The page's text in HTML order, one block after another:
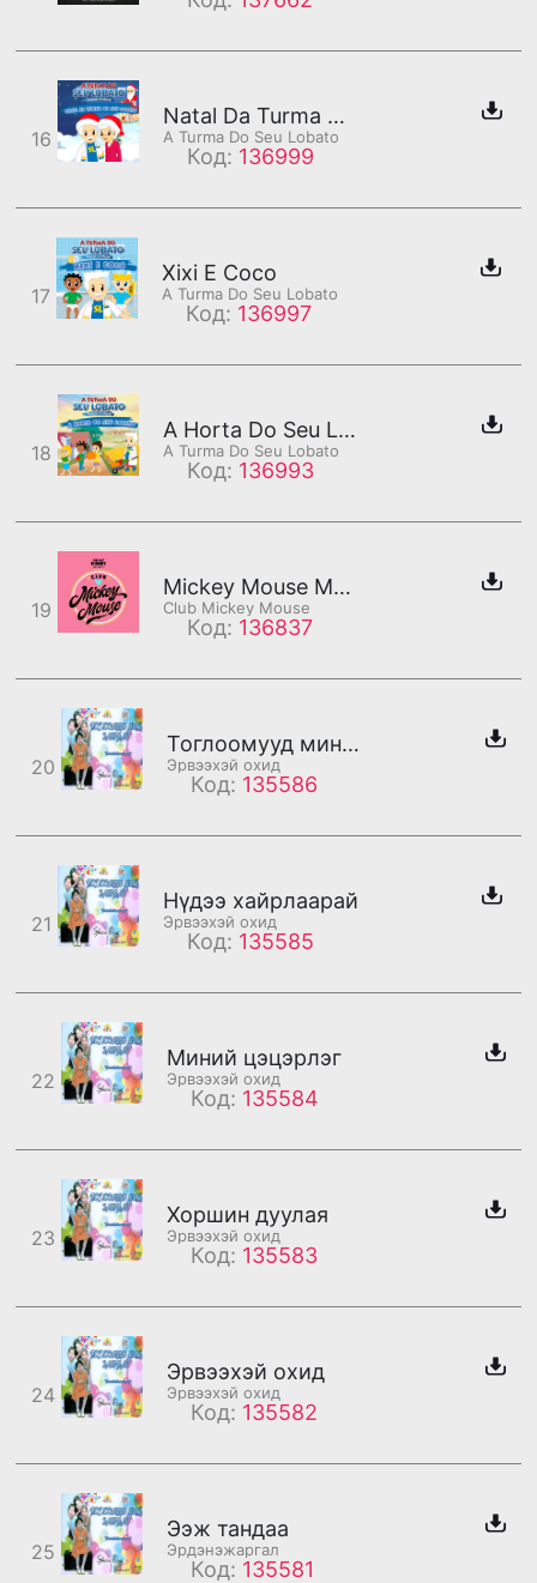
16
Natal Da Turma Do Seu Lobato
A Turma Do Seu Lobato
Код: 136999
17
Xixi E Coco
A Turma Do Seu Lobato
Код: 136997
18
A Horta Do Seu Lobato
A Turma Do Seu Lobato
Код: 136993
19
Mickey Mouse March (Club Mickey Mouse Theme)
Club Mickey Mouse
Код: 136837
20
Тоглоомууд минь баяртай
Эрвээхэй охид
Код: 135586
21
Нүдээ хайрлаарай
Эрвээхэй охид
Код: 135585
22
Миний цэцэрлэг
Эрвээхэй охид
Код: 135584
23
Хоршин дуулая
Эрвээхэй охид
Код: 135583
24
Эрвээхэй охид
Эрвээхэй охид
Код: 135582
25
Ээж тандаа
Эрдэнэжаргал
Код: 135581